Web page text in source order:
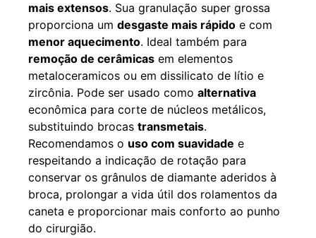
mais extensos. Sua granulação super grossa
proporciona um desgaste mais rápido e com
menor aquecimento. Ideal também para
remoção de cerâmicas em elementos
metaloceramicos ou em dissilicato de lítio e
zircônia. Pode ser usado como alternativa
econômica para corte de núcleos metálicos,
substituindo brocas transmetais.
Recomendamos o uso com suavidade e
respeitando a indicação de rotação para
conservar os grânulos de diamante aderidos à
broca, prolongar a vida útil dos rolamentos da
caneta e proporcionar mais conforto ao punho
do cirurgião.